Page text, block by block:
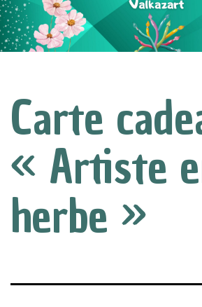
Aller
au
Carte
« Artiste
herbe »